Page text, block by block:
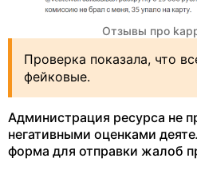
Отзывы про
Проверка показала, что
фейковые.
Администрация ресурса не
негативными оценками
форма для отправки жалоб